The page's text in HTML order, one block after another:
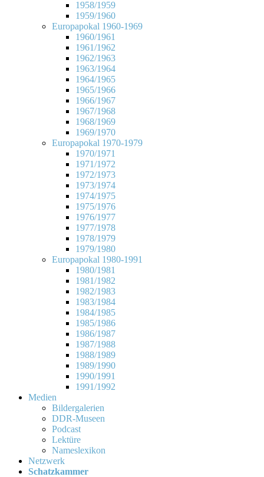
1958/1959
1959/1960
Europapokal 1960-1969
1960/1961
1961/1962
1962/1963
1963/1964
1964/1965
1965/1966
1966/1967
1967/1968
1968/1969
1969/1970
Europapokal 1970-1979
1970/1971
1971/1972
1972/1973
1973/1974
1974/1975
1975/1976
1976/1977
1977/1978
1978/1979
1979/1980
Europapokal 1980-1991
1980/1981
1981/1982
1982/1983
1983/1984
1984/1985
1985/1986
1986/1987
1987/1988
1988/1989
1989/1990
1990/1991
1991/1992
Medien
Bildergalerien
DDR-Museen
Podcast
Lektüre
Nameslexikon
Netzwerk
Schatzkammer